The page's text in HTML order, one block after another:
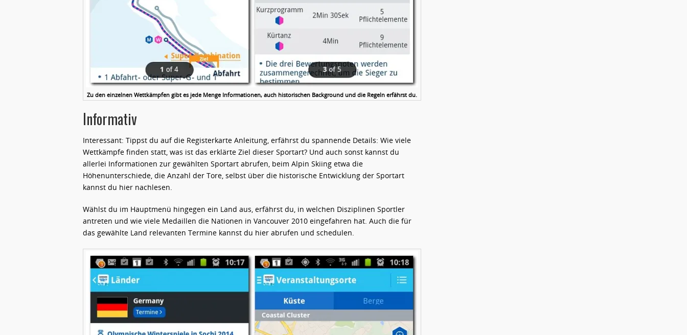
Zu den einzelnen Wettkämpfen gibt es jede Menge Informationen, auch historischen Background und die Regeln erfährst du.
Informativ
Interessant: Tippst du auf die Registerkarte Anleitung, erfährst du spannende Details: Wie viele
Wettkämpfe finden statt, was ist das erklärte Ziel dieser Sportart? Und auch sonst kannst du
allerlei Informationen zur gewählten Sportart abrufen, beim Alpin Skiing etwa die
Höhenunterschiede, die Anzahl der Tore, selbst über die historische Entwicklung der Sportart
kannst du hier nachlesen.
Wählst du im Hauptmenü hingegen ein Land aus, erfährst du, in welchen Disziplinen Sportler
antreten und wie viele Medaillen die Nationen in Vancouver 2010 eingefahren hat. Auch die für
das gewählte Land relevanten Termine kannst du hier abrufen und schedulen.